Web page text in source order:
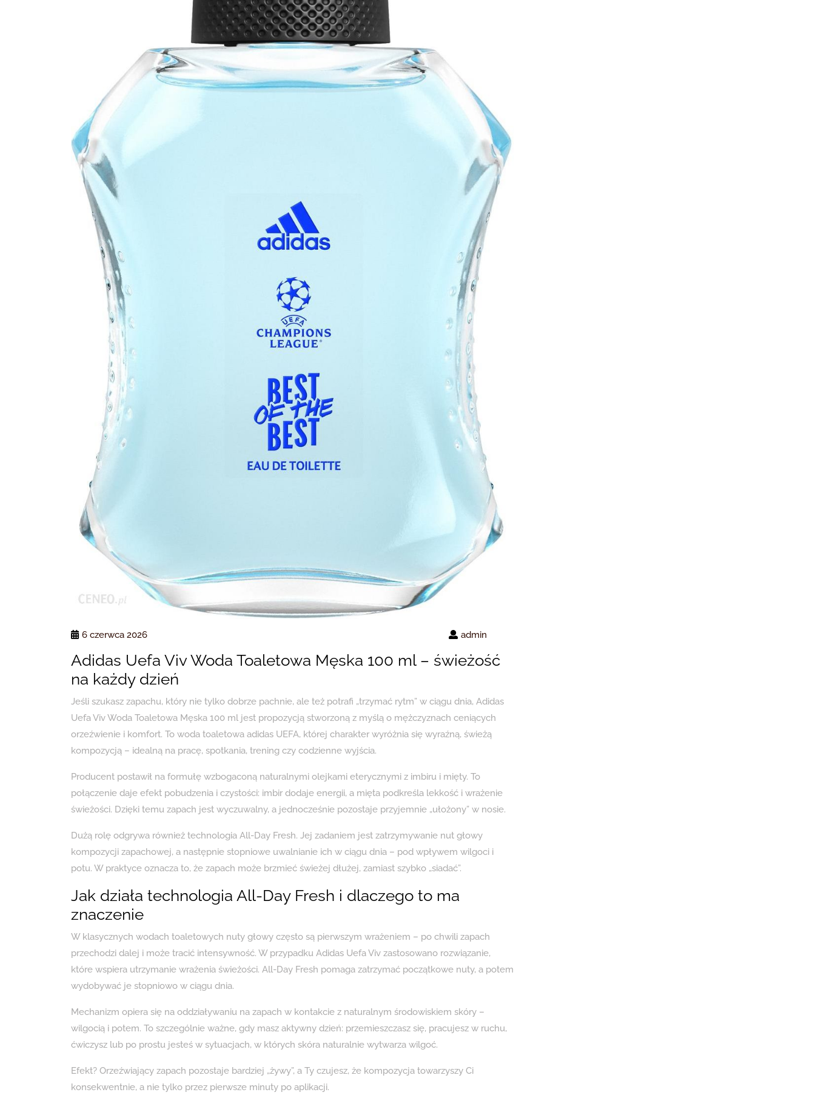
6 czerwca 2026 admin
Adidas Uefa Viv Woda Toaletowa Męska 100 ml – świeżość
na każdy dzień
Jeśli szukasz zapachu, który nie tylko dobrze pachnie, ale też potrafi „trzymać rytm” w ciągu dnia, Adidas
Uefa Viv Woda Toaletowa Męska 100 ml jest propozycją stworzoną z myślą o mężczyznach ceniących
orzeźwienie i komfort. To woda toaletowa adidas UEFA, której charakter wyróżnia się wyraźną, świeżą
kompozycją – idealną na pracę, spotkania, trening czy codzienne wyjścia.
Producent postawił na formułę wzbogaconą naturalnymi olejkami eterycznymi z imbiru i mięty. To
połączenie daje efekt pobudzenia i czystości: imbir dodaje energii, a mięta podkreśla lekkość i wrażenie
świeżości. Dzięki temu zapach jest wyczuwalny, a jednocześnie pozostaje przyjemnie „ułożony” w nosie.
Dużą rolę odgrywa również technologia All-Day Fresh. Jej zadaniem jest zatrzymywanie nut głowy
kompozycji zapachowej, a następnie stopniowe uwalnianie ich w ciągu dnia – pod wpływem wilgoci i
potu. W praktyce oznacza to, że zapach może brzmieć świeżej dłużej, zamiast szybko „siadać”.
Jak działa technologia All-Day Fresh i dlaczego to ma
znaczenie
W klasycznych wodach toaletowych nuty głowy często są pierwszym wrażeniem – po chwili zapach
przechodzi dalej i może tracić intensywność. W przypadku Adidas Uefa Viv zastosowano rozwiązanie,
które wspiera utrzymanie wrażenia świeżości. All-Day Fresh pomaga zatrzymać początkowe nuty, a potem
wydobywać je stopniowo w ciągu dnia.
Mechanizm opiera się na oddziaływaniu na zapach w kontakcie z naturalnym środowiskiem skóry –
wilgocią i potem. To szczególnie ważne, gdy masz aktywny dzień: przemieszczasz się, pracujesz w ruchu,
ćwiczysz lub po prostu jesteś w sytuacjach, w których skóra naturalnie wytwarza wilgoć.
Efekt? Orzeźwiający zapach pozostaje bardziej „żywy”, a Ty czujesz, że kompozycja towarzyszy Ci
konsekwentnie, a nie tylko przez pierwsze minuty po aplikacji.